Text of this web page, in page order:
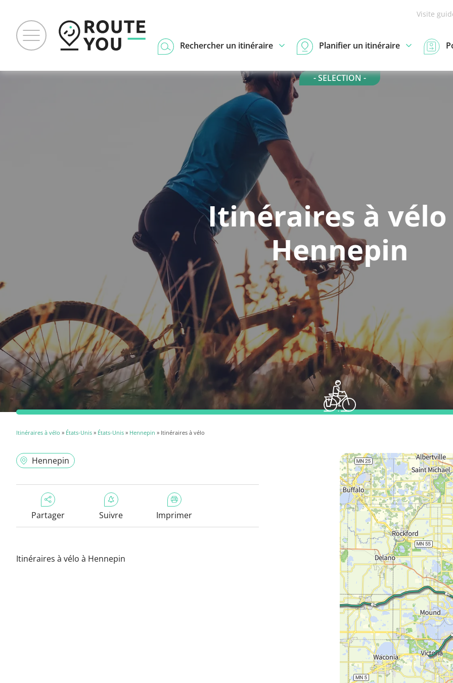
Visite
Rechercher un itinéraire Planifier un itinéraire
- SELECTION -
Itinéraires à vélo
Hennepin
Itinéraires à vélo » États-Unis » États-Unis » Hennepin » Itinéraires à vélo
Hennepin
Partager Suivre Imprimer
Itinéraires à vélo à Hennepin